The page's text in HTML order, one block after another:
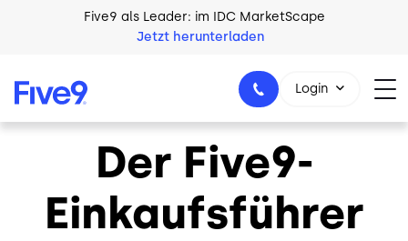
Skip to main contentFive9 als Leader: im IDC MarketScape
Jetzt herunterladen
+49 89 231 201 864
Login
Der Five9-
Einkaufsführer